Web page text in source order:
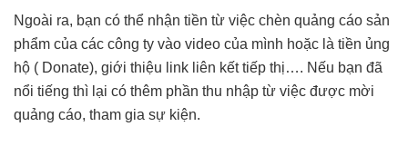
Ngoài ra, bạn có thể nhận tiền từ việc chèn quảng cáo sản
phẩm của các công ty vào video của mình hoặc là tiền ủng
hộ ( Donate), giới thiệu link liên kết tiếp thị…. Nếu bạn đã
nổi tiếng thì lại có thêm phần thu nhập từ việc được mời
quảng cáo, tham gia sự kiện.